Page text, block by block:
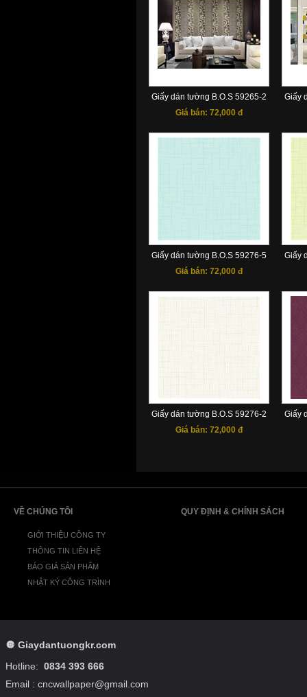
Giấy dán tường B.O.S 59265-2
Giá bán: 72,000 đ
Giấy
Giấy dán tường B.O.S 59276-5
Giá bán: 72,000 đ
Giấy
Giấy dán tường B.O.S 59276-2
Giá bán: 72,000 đ
Giấy
VỀ CHÚNG TÔI
GIỚI THIỆU CÔNG TY
THÔNG TIN LIÊN HỆ
BÁO GIÁ SẢN PHẨM
NHẬT KÝ CÔNG TRÌNH
QUY ĐỊNH & CHÍNH SÁCH
🔘 Giaydantuongkr.com
Hotline: 0834 393 666
Email : cncwallpaper@gmail.com